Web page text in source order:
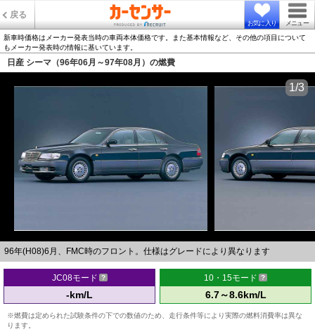
戻る
お気に入り メニュー
新車時価格はメーカー発表当時の車両本体価格です。また基本情報など、その他の項目について
もメーカー発表時の情報に基いています。
日産 シーマ（96年06月～97年08月）の燃費
96年(H08)6月、FMC時のフロント。仕様はグレードにより異なります
1/3
JC08モード
-km/L
10・15モード
6.7～8.6km/L
※燃費は定められた試験条件の下での数値のため、走行条件等により実際の燃料消費率は異な
ります。